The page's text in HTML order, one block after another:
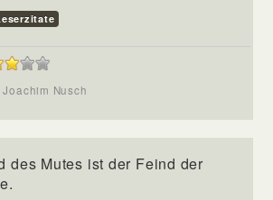
Joachim Nusch
des Mutes ist der Feind der